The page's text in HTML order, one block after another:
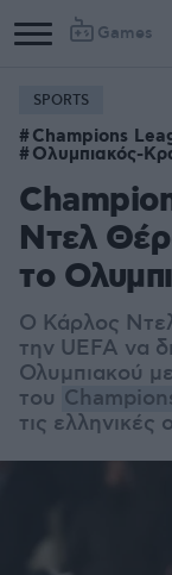
Games
SPORTS
Champions
Ολυμπιακός-
Ντελ
το
Ο Κάρλος
την UEFA να
Ολυμπιακού
του
τις ελληνικές